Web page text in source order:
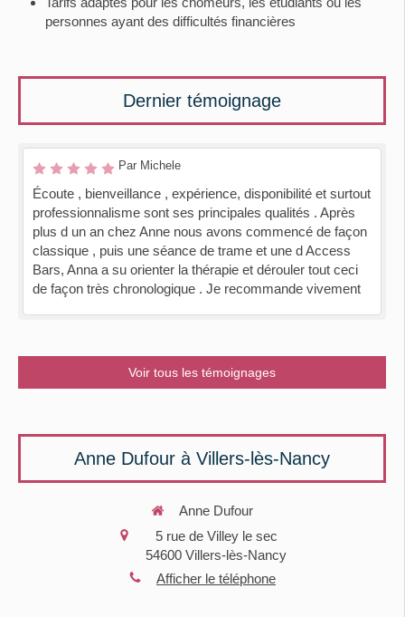
personnes ayant des difficultés financières
Dernier témoignage
Par Michele
Écoute , bienveillance , expérience, disponibilité et surtout
professionnalisme sont ses principales qualités . Après
plus d un an chez Anne nous avons commencé de façon
classique , puis une séance de trame et une d Access
Bars, Anna a su orienter la thérapie et dérouler tout ceci
de façon très chronologique . Je recommande vivement
Voir tous les témoignages
Anne Dufour à Villers-lès-Nancy
Anne Dufour
5 rue de Villey le sec
54600 Villers-lès-Nancy
Afficher le téléphone